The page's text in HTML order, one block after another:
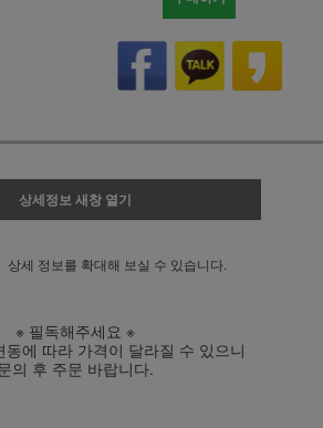
상세정보 새창 열기
상세 정보를 확대해 보실 수 있습니다.
※ 필독해주세요 ※
동에 따라 가격이 달라질 수 있으니
의 후 주문 바랍니다.